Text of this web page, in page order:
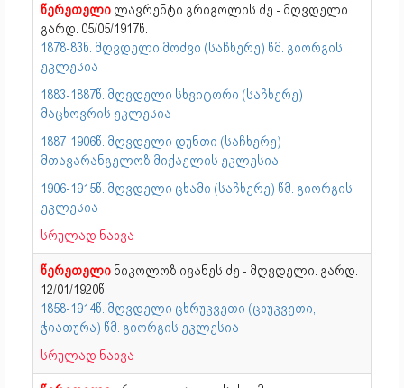
წერეთელი ლავრენტი გრიგოლის ძე - მღვდელი.
გარდ. 05/05/1917წ.
1878-83წ. მღვდელი მოძვი (საჩხერე) წმ. გიორგის
ეკლესია
1883-1887წ. მღვდელი სხვიტორი (საჩხერე)
მაცხოვრის ეკლესია
1887-1906წ. მღვდელი დუნთი (საჩხერე)
მთავარანგელოზ მიქაელის ეკლესია
1906-1915წ. მღვდელი ცხამი (საჩხერე) წმ. გიორგის
ეკლესია
სრულად ნახვა
წერეთელი ნიკოლოზ ივანეს ძე - მღვდელი. გარდ.
12/01/1920წ.
1858-1914წ. მღვდელი ცხრუკვეთი (ცხუკვეთი,
ჭიათურა) წმ. გიორგის ეკლესია
სრულად ნახვა